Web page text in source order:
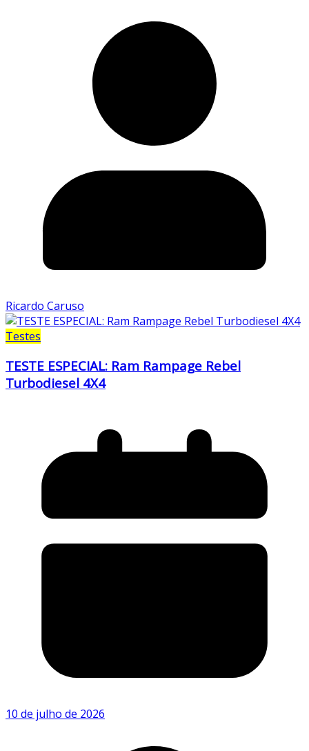
Ricardo Caruso
Testes
TESTE ESPECIAL: Ram Rampage Rebel
Turbodiesel 4X4
10 de julho de 2026